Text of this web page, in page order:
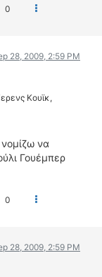
0
28, 2009, 2:59 PM
Κουϊκ,
να
Γουέμπερ
0
28, 2009, 2:59 PM